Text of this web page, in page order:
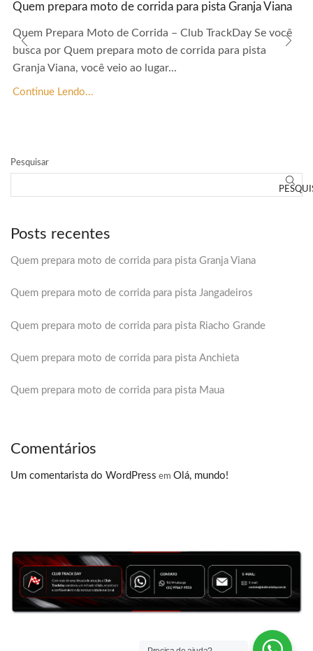
Quem prepara moto de corrida para pista Granja Viana
Quem Prepara Moto de Corrida – Club TrackDay Se você
busca por Quem prepara moto de corrida para pista
Granja Viana, você veio ao lugar...
Continue Lendo...
Pesquisar
Posts recentes
Quem prepara moto de corrida para pista Granja Viana
Quem prepara moto de corrida para pista Jangadeiros
Quem prepara moto de corrida para pista Riacho Grande
Quem prepara moto de corrida para pista Anchieta
Quem prepara moto de corrida para pista Maua
Comentários
Um comentarista do WordPress em Olá, mundo!